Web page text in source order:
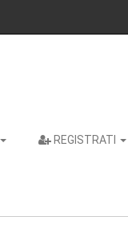
REGISTRATI